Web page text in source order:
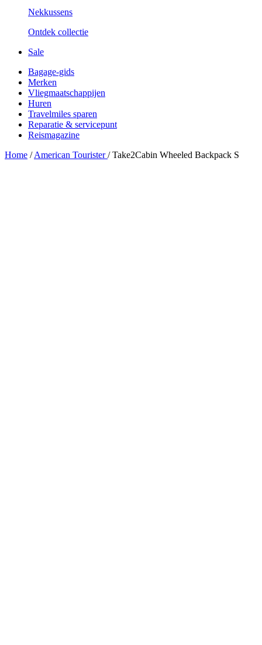
Nekkussens
Ontdek collectie
Sale
Bagage-gids
Merken
Vliegmaatschappijen
Huren
Travelmiles sparen
Reparatie & servicepunt
Reismagazine
Home / American Tourister/ Take2Cabin Wheeled Backpack S